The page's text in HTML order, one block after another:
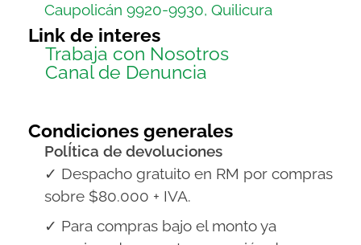
Caupolicán 9920-9930, Quilicura
Link de interes
Trabaja con Nosotros
Canal de Denuncia
Condiciones generales
PolÍtica de devoluciones
✓ Despacho gratuito en RM por compras
sobre $80.000 + IVA.
✓ Para compras bajo el monto ya